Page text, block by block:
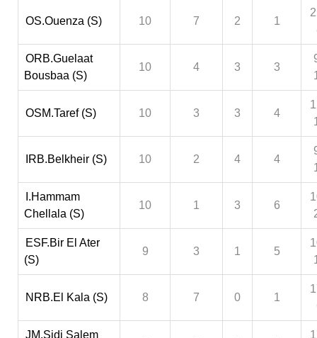
OS.Ouenza (S) 10 7 2 1
ORB.Guelaat
Bousbaa (S)
10 4 3 3
OSM.Taref (S) 10 3 3 4
IRB.Belkheir (S) 10 2 4 4
I.Hammam
Chellala (S)
10 1 3 6
ESF.Bir El Ater
(S)
9 3 1 5
NRB.El Kala (S) 8 7 0 1
JM.Sidi Salem